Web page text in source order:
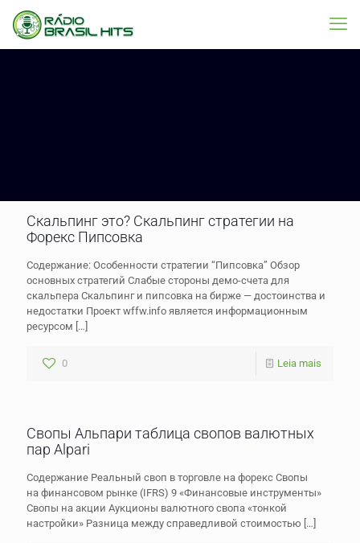
Скальпинг это? Скальпинг стратегии на
Форекс Пипсовка
Содержание: Особенности стратегии “Пипсовка” Обзор
основных стратегий Слабые стороны демо-счета для
скальпера Скальпинг и пипсовка на бирже — достоинства и
недостатки Проект wffw.info является информационным
ресурсом […]
0 Leia mais
Свопы Альпари таблица свопов валютных
пар Alpari
Содержание Реальный своп в торговле на форекс Свопы
на финансовом рынке (IFRS) 9 «Финансовые инструменты»
Свопы на акции Аукционы валютного свопа «тонкой
настройки» Разница между справедливой стоимостью […]